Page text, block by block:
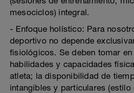
mesociclos) integral.
- Enfoque holístico: Para
deportivo no depende
fisiológicos. Se deben tomar
habilidades y capacidades
atleta; la disponibilidad de
intangibles y particulares (estilo